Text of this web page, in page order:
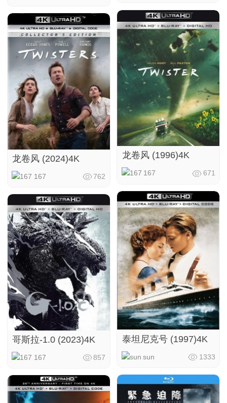
龙卷风 (2024)4K
167 762
哥斯拉-1.0 (2023)4K
167 857
龙卷风 (1996)4K
167 671
泰坦尼克号‎ (1997)4K
sun 1333